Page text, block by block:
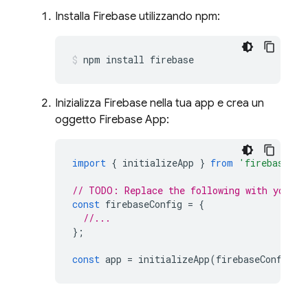
Installa Firebase utilizzando npm:
npm install firebase
Inizializza Firebase nella tua app e crea un
oggetto Firebase App:
import { initializeApp } from 'firebase/
// TODO: Replace the following with your
const firebaseConfig = {
//...
};
const app = initializeApp(firebaseConfig